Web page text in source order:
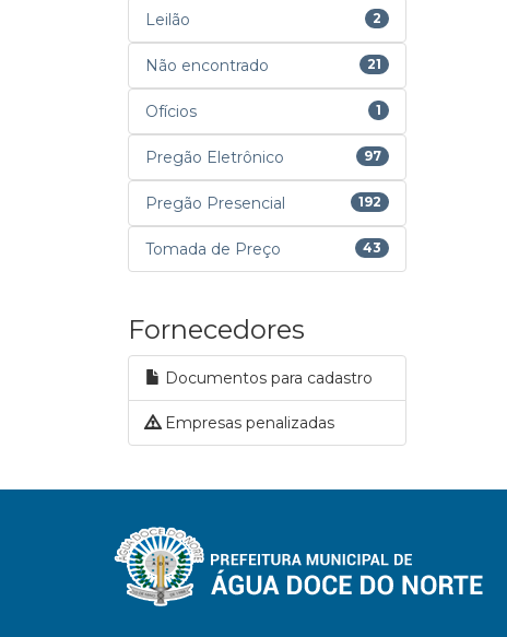
Leilão 2
Não encontrado 21
Ofícios 1
Pregão Eletrônico 97
Pregão Presencial 192
Tomada de Preço 43
Fornecedores
Documentos para cadastro
Empresas penalizadas